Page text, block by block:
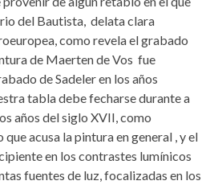
del Bautista, delata clara
como revela el grabado
de Maerten de Vos fue
de Sadeler en los años
tabla debe fecharse durante a
años del siglo XVII, como
acusa la pintura en general , y el
en los contrastes lumínicos
fuentes de luz, focalizadas en los